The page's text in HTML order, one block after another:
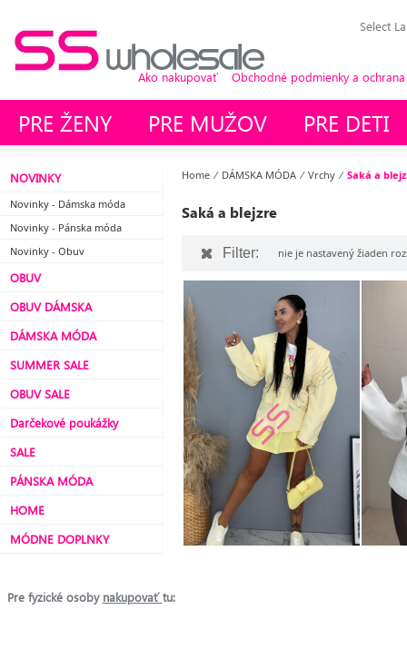
Select
Ako nakupovať Obchodné podmienky a
PRE ŽENY PRE MUŽOV PRE DETI
NOVINKY
Novinky - Dámska móda
Novinky - Pánska móda
Novinky - Obuv
OBUV
OBUV DÁMSKA
DÁMSKA MÓDA
SUMMER SALE
OBUV SALE
Darčekové poukážky
SALE
PÁNSKA MÓDA
HOME
MÓDNE DOPLNKY
Pre fyzické osoby nakupovaťtu:
Home ⁄ DÁMSKA MÓDA ⁄ Vrchy ⁄ Saká a
Saká a blejzre
Filter: nie je nastavený žiaden